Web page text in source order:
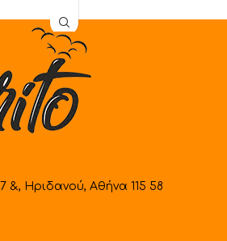
&, Ηριδανού, Αθήνα 115 58